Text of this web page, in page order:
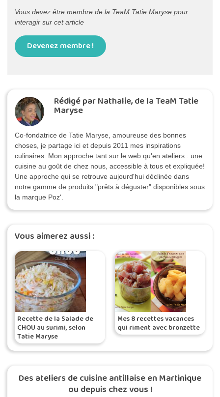
Vous devez être membre de la TeaM Tatie Maryse pour
interagir sur cet article
Devenez membre !
Rédigé par Nathalie, de la TeaM Tatie
Maryse
Co-fondatrice de Tatie Maryse, amoureuse des bonnes
choses, je partage ici et depuis 2011 mes inspirations
culinaires. Mon approche tant sur le web qu'en ateliers : une
cuisine au goût de chez nous, accessible à tous et expliquée!
Une approche qui se retrouve aujourd'hui déclinée dans
notre gamme de produits "prêts à déguster" disponibles sous
la marque Poz'.
Vous aimerez aussi :
Recette de la Salade de
CHOU au surimi, selon
Tatie Maryse
Mes 8 recettes vacances
qui riment avec bronzette
Des ateliers de cuisine antillaise en Martinique
ou depuis chez vous !